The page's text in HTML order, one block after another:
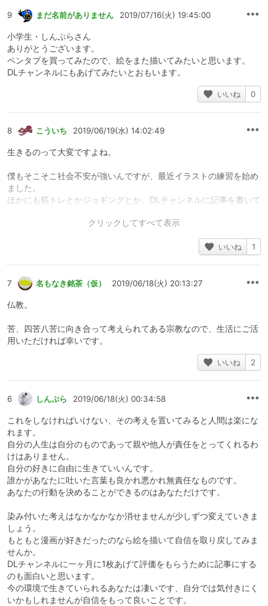
9 まだ名前がありません 2019/07/16(火) 19:45:00
小学生・しんぷらさん
ありがとうございます。
ペンタブを買ってみたので、絵をまた描いてみたいと思います。
DLチャンネルにもあげてみたいとおもいます。
いいね 0
8 こういち 2019/06/19(水) 14:02:49
生きるのって大変ですよね。
僕もそこそこ社会不安が強いんですが、最近イラストの練習を始め
ました。
ほかにも筋トレとかジョギングとか、DLチャンネルに記事を書いて
しばらくしたら、勇気を出して声優さんに依頼して、音声作品も作
んです。
減らしていったら、ふとしたときに「あ、これまでの自分はすごく
まろえさんのコメントにもありましたが、なんでもいいから「没頭
できること」、単純に楽しめることを探すのは大事なんだろうな、
と思います。それこそ、「DLチャンネルで好きな作品の好きなとこ
ろについて語る」というのでもいいと思います。ここはどちらかと
言えば、作品の良さを語りたい・共感したい人たちの集まりだと思
うので。
個人の体験談、失礼しました。
いいね 1
7 名もなき銘茶（仮） 2019/06/18(火) 20:13:27
仏教。
苦、四苦八苦に向き合って考えられてある宗教なので、生活にご活
用いただければ幸いです。
いいね 2
6 しんぷら 2019/06/18(火) 00:34:58
これをしなければいけない、その考えを置いてみると人間は楽にな
れます。
自分の人生は自分のものであって親や他人が責任をとってくれるわ
けはありません。
自分の好きに自由に生きていいんです。
誰かがあなたに吐いた言葉も良かれ悪かれ無責任なものです。
あなたの行動を決めることができるのはあなただけです。
染み付いた考えはなかなかなか消せませんが少しずつ変えていきま
しょう。
もともと漫画が好きだったのなら絵を描いて自信を取り戻してみま
せんか。
DLチャンネルに一ヶ月に1枚あげて評価をもらうために記事にする
のも面白いと思います。
今の環境で生きていられるあなたは凄いです、自分では気付きにく
いかもしれませんが自信をもって良いことです。